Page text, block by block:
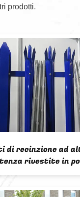
prodotti.
Mercato del Regno
Palle Galvanizzato
Nero Acciaio